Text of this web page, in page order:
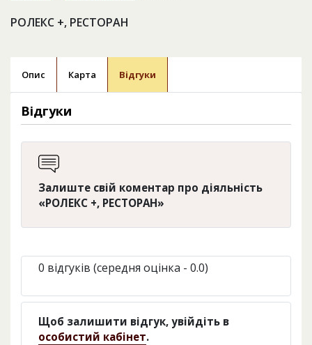
РОЛЕКС +, РЕСТОРАН
Опис Карта Відгуки
Відгуки
Залиште свій коментар про діяльність
«РОЛЕКС +, РЕСТОРАН»
0 відгуків (середня оцінка - 0.0)
Щоб залишити відгук, увійдіть в
особистий кабінет.